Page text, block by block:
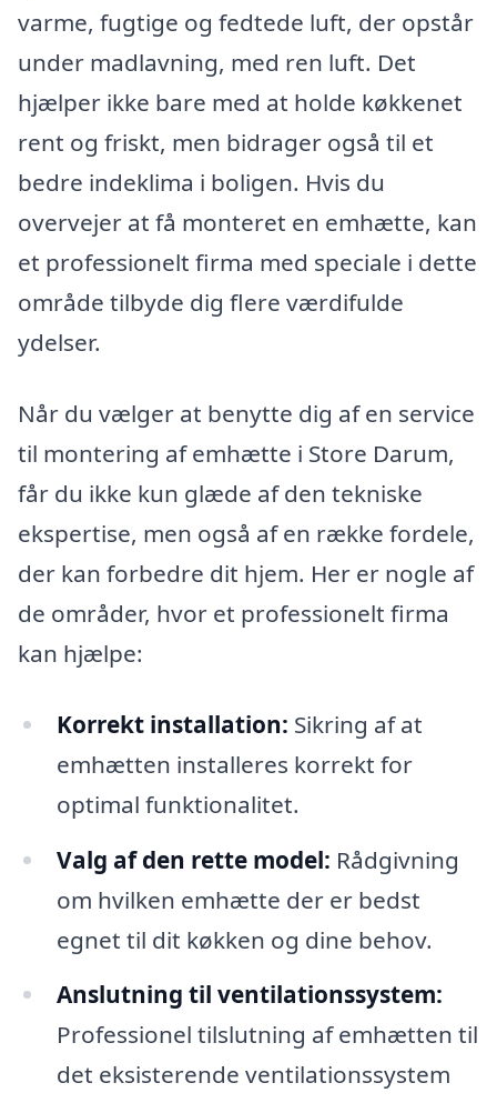
varme, fugtige og fedtede luft, der opstår
under madlavning, med ren luft. Det
hjælper ikke bare med at holde køkkenet
rent og friskt, men bidrager også til et
bedre indeklima i boligen. Hvis du
overvejer at få monteret en emhætte, kan
et professionelt firma med speciale i dette
område tilbyde dig flere værdifulde
ydelser.
Når du vælger at benytte dig af en service
til montering af emhætte i Store Darum,
får du ikke kun glæde af den tekniske
ekspertise, men også af en række fordele,
der kan forbedre dit hjem. Her er nogle af
de områder, hvor et professionelt firma
kan hjælpe:
Korrekt installation: Sikring af at
emhætten installeres korrekt for
optimal funktionalitet.
Valg af den rette model: Rådgivning
om hvilken emhætte der er bedst
egnet til dit køkken og dine behov.
Anslutning til ventilationssystem:
Professionel tilslutning af emhætten til
det eksisterende ventilationssystem